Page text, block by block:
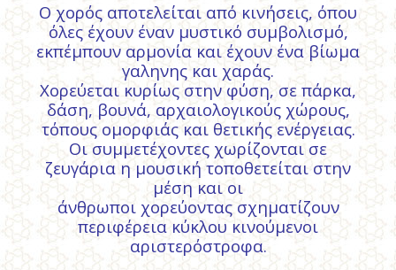
Ο χορός αποτελείται από κινήσεις, όπου
όλες έχουν έναν μυστικό συμβολισμό,
εκπέμπουν αρμονία και έχουν ένα βίωμα
γαληνης και χαράς.
Χορεύεται κυρίως στην φύση, σε πάρκα,
δάση, βουνά, αρχαιολογικούς χώρους,
τόπους ομορφιάς και θετικής ενέργειας.
Οι συμμετέχοντες χωρίζονται σε
ζευγάρια η μουσική τοποθετείται στην
μέση και οι
άνθρωποι χορεύοντας σχηματίζουν
περιφέρεια κύκλου κινούμενοι
αριστερόστροφα.